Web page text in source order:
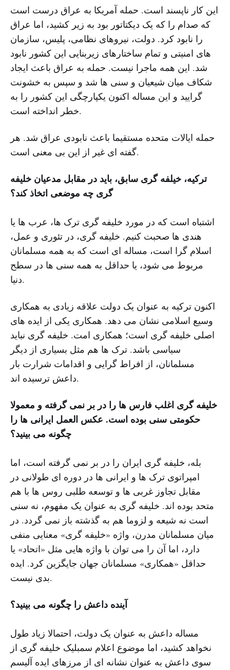
این کار ناپسند است. حمله آمریکا به عراق درست است
که صدام را که یک دیکتاتور بود به زیر کشید، اما عراق
را نابود کرد. دولت، نیروهای نظامی، پلیس، سازمان
های امنیتی و تمام ساختارهای زیربنایی این کشور نابود
شد. این همه ماجرا نیست. حمله به عراق باعث ایجاد
شکاف میان شیعیان و سنی ها شد و سپس به خشونت
گرایید و این مساله اکنون یکپارچگی این کشور را به
خطر انداخته است.
حمله ایالات متحده مستقیما باعث نابودی عراق شد. هر
گفته ای غیر از این بی معنی است.
ترکیه، خیلفه گری سابق، باید در مقابل مدعیان خلیفه
گری چه موضعی اتخاذ کند؟
اشتباه است که در مورد خلیفه گری ترک ها، عرب ها یا
هندی ها صحبت کنیم. خلیفه گری، در تئوری و عمل،
اسلام گرا است، مساله ای است که به همه مسلمانان
مربوط می شود، یا حداقل به همه سنی ها در سطح
دنیا.
اکنون ترکیه به عنوان یک دولت علاقه زیادی به همکاری
وسیع اسلامی نشان می دهد. همکاری یکی از ایده های
اصلی خلیفه گری است؛ همکاری امت. خلیفه گری نباید
سیاسی باشد. ترک ها هم مثل بسیاری از دیگر
مسلمانان، از افراط گرایی و اقدامات شرارت بار
داعش ترسیده اند.
خلیفه گری اغلب فارس ها را در بر نمی گرفته و معمولا
حکومتی سنی بوده است. عکس العمل ایرانی ها را
چگونه می بینید؟
بله، خلیفه گری ایران را در بر نمی گرفته است، اما
امپراتوی ترک ها و ایرانی ها در دوره ای طولانی در
مقابل تجاوز غربی ها و توسعه طلبی روس ها با هم
متحد بوده اند. خلیفه گری به عنوان یک مفهوم، نه سنی
است نه شیعه و لزوما هم به گذشته باز نمی گردد. در
میان مسلمانان مدرن، واژه «خلیفه گری» معنایی منفی
دارد، اما آن را می توان با واژه هایی مثل «اتحاد» یا
حداقل «همکاری» مسلمانان جهان جایگزین کرد. ایده
بدی نیست.
آینده داعش را چگونه می بینید؟
مساله داعش به عنوان یک دولت، احتمالا زیاد طول
نخواهد کشید، اما موضوع اعلام سمبلیک خلیفه گری از
سوی داعش به عنوان نشانه ای از مرزهای ایده آلیسم